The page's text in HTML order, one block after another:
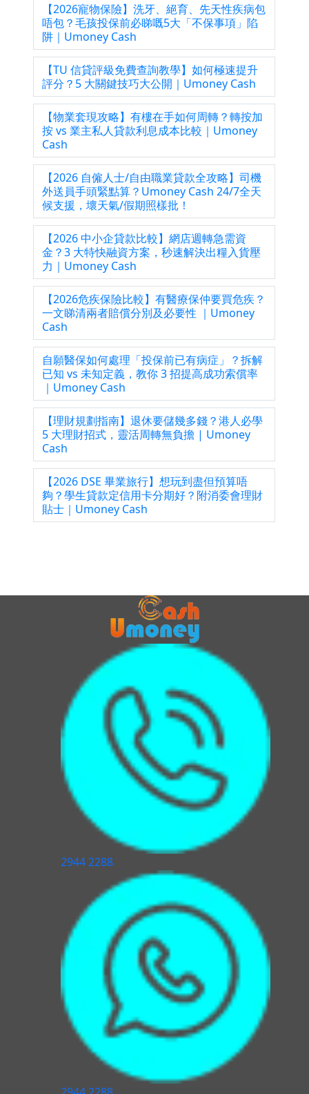
【2026寵物保險】洗牙、絕育、先天性疾病包
唔包？毛孩投保前必睇嘅5大「不保事項」陷
阱｜Umoney Cash
【TU 信貸評級免費查詢教學】如何極速提升
評分？5 大關鍵技巧大公開｜Umoney Cash
【物業套現攻略】有樓在手如何周轉？轉按加
按 vs 業主私人貸款利息成本比較｜Umoney
Cash
【2026 自僱人士/自由職業貸款全攻略】司機
外送員手頭緊點算？Umoney Cash 24/7全天
候支援，壞天氣/假期照樣批！
【2026 中小企貸款比較】網店週轉急需資
金？3 大特快融資方案，秒速解決出糧入貨壓
力｜Umoney Cash
【2026危疾保險比較】有醫療保仲要買危疾？
一文睇清兩者賠償分別及必要性 ｜Umoney
Cash
自願醫保如何處理「投保前已有病症」？拆解
已知 vs 未知定義，教你 3 招提高成功索償率
｜Umoney Cash
【理財規劃指南】退休要儲幾多錢？港人必學
5 大理財招式，靈活周轉無負擔 | Umoney
Cash
【2026 DSE 畢業旅行】想玩到盡但預算唔
夠？學生貸款定信用卡分期好？附消委會理財
貼士｜Umoney Cash
2944 2288